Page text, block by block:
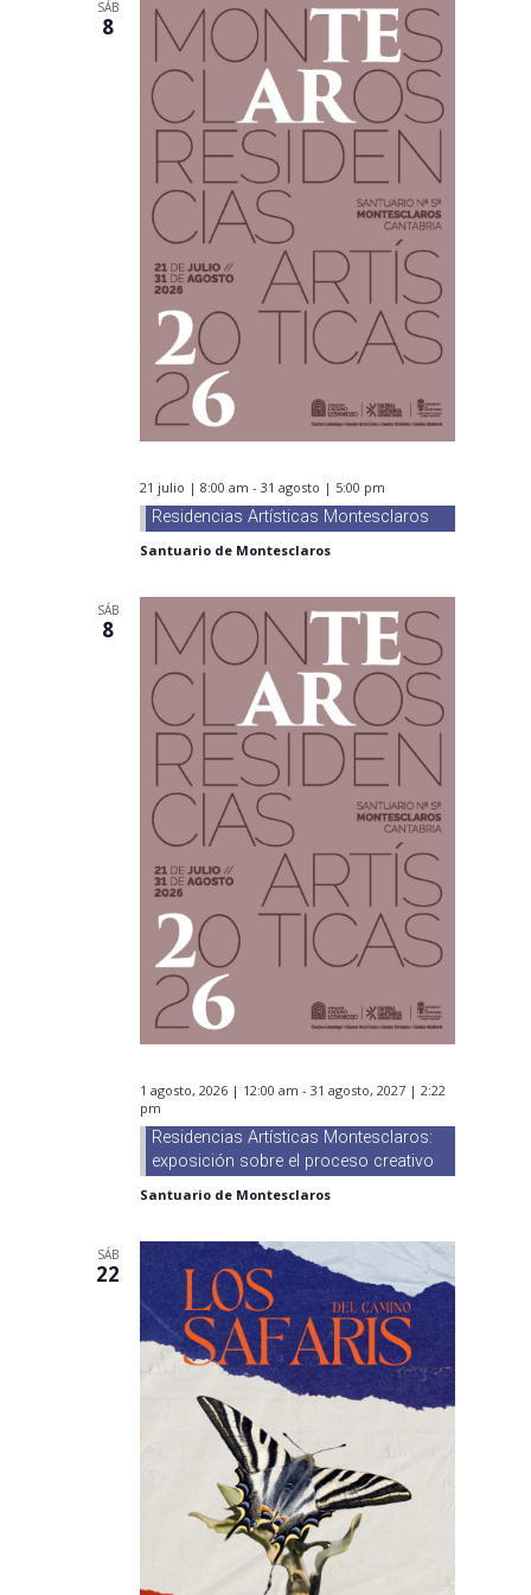
SÁB
8
21 julio | 8:00 am -31 agosto | 5:00 pm
Residencias Artísticas Montesclaros
Santuario de Montesclaros
SÁB
8
1 agosto, 2026 | 12:00 am -31 agosto, 2027 | 2:22
pm
Residencias Artísticas Montesclaros:
exposición sobre el proceso creativo
Santuario de Montesclaros
SÁB
22